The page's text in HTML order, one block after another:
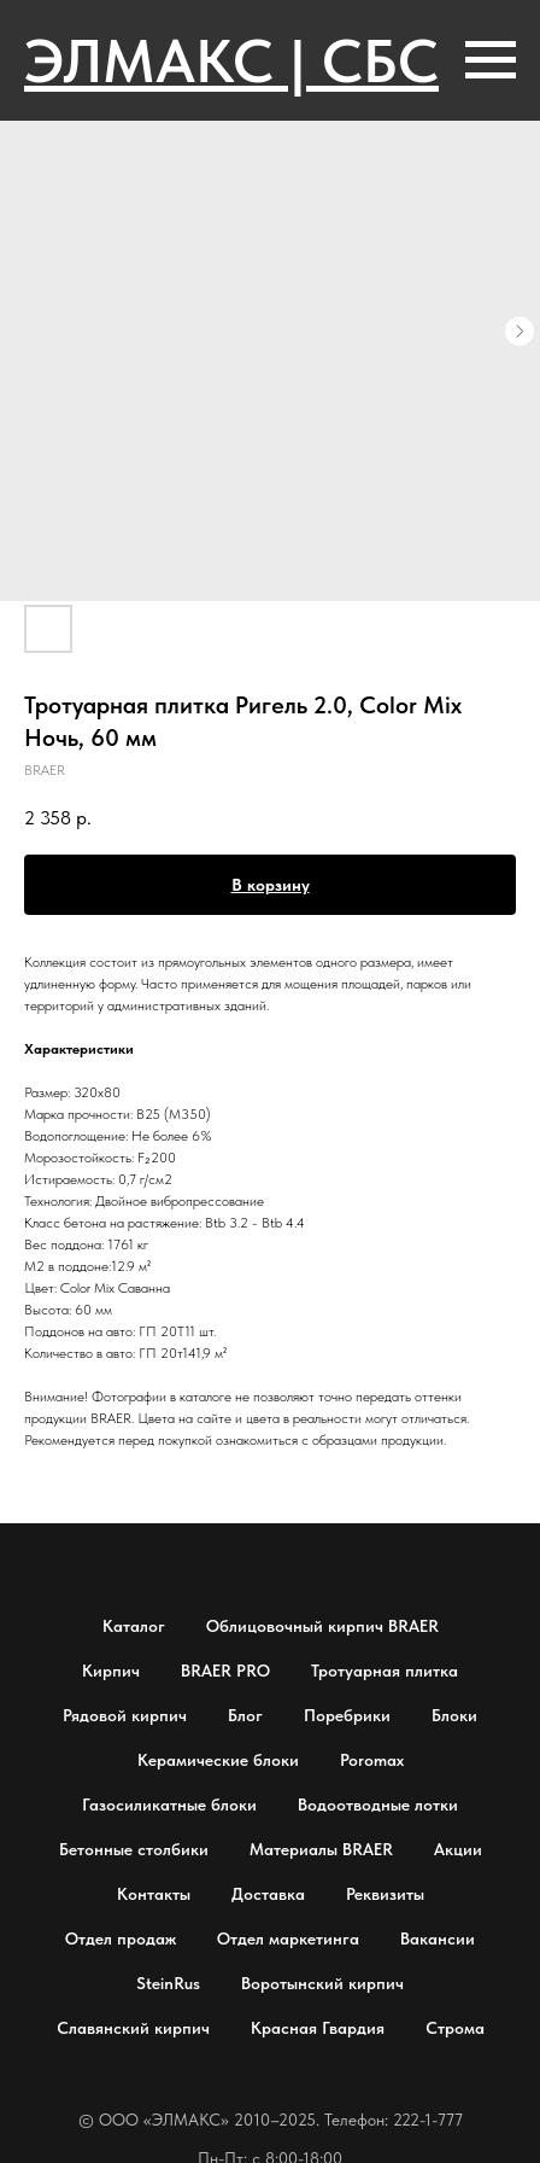
ЭЛМАКС | СБС
Тротуарная плитка Ригель 2.0, Color Mix
Ночь, 60 мм
BRAER
2 358 р.
В корзину
Коллекция состоит из прямоугольных элементов одного размера, имеет
удлиненную форму. Часто применяется для мощения площадей, парков или
территорий у административных зданий.
Характеристики
Размер: 320х80
Марка прочности: В25 (М350)
Водопоглощение: Не более 6%
Морозостойкость: F₂200
Истираемость: 0,7 г/см2
Технология: Двойное вибропрессование
Класс бетона на растяжение: Btb 3.2 - Btb 4.4
Вес поддона: 1761 кг
М2 в поддоне:12.9 м²
Цвет: Color Mix Саванна
Высота: 60 мм
Поддонов на авто: ГП 20Т11 шт.
Количество в авто: ГП 20т141,9 м²
Внимание! Фотографии в каталоге не позволяют точно передать оттенки
продукции BRAER. Цвета на сайте и цвета в реальности могут отличаться.
Рекомендуется перед покупкой ознакомиться с образцами продукции.
Каталог Облицовочный кирпич BRAER
Кирпич BRAER PRO Тротуарная плитка
Рядовой кирпич Блог Поребрики Блоки
Керамические блоки Poromax
Газосиликатные блоки Водоотводные лотки
Бетонные столбики Материалы BRAER Акции
Контакты Доставка Реквизиты
Отдел продаж Отдел маркетинга Вакансии
SteinRus Воротынский кирпич
Славянский кирпич Красная Гвардия Строма
© OOO «ЭЛМАКС» 2010–2025. Телефон: 222-1-777
Пн-Пт: с 8:00-18:00